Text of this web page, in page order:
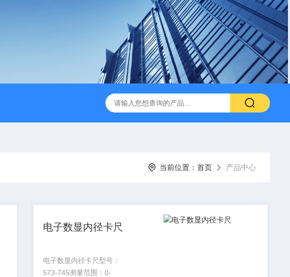
当前位置： 首页 产品中心
电子数显内径卡尺
电子数显内径卡尺型号：
573-745测量范围：0-